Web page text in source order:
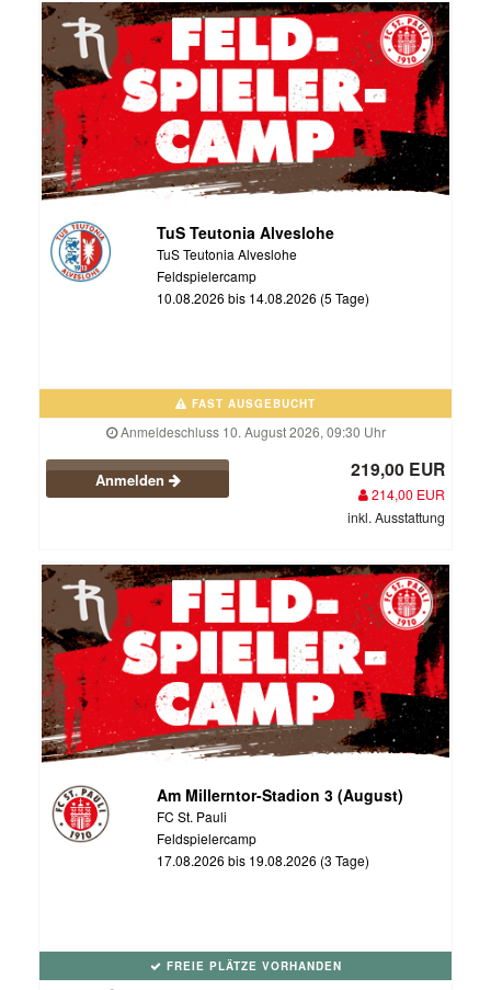
TuS Teutonia Alveslohe
TuS Teutonia Alveslohe
Feldspielercamp
10.08.2026 bis 14.08.2026 (5 Tage)
FAST AUSGEBUCHT
Anmeldeschluss 10. August 2026, 09:30 Uhr
Anmelden 219,00 EUR
214,00 EUR
inkl. Ausstattung
Am Millerntor-Stadion 3 (August)
FC St. Pauli
Feldspielercamp
17.08.2026 bis 19.08.2026 (3 Tage)
FREIE PLÄTZE VORHANDEN